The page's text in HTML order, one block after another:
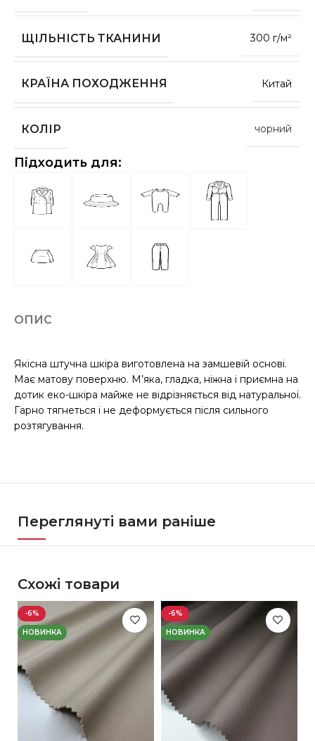
ЩІЛЬНІСТЬ ТКАНИНИ 300 г/м²
КРАЇНА ПОХОДЖЕННЯ Китай
КОЛІР чорний
Підходить для:
ОПИС
Якісна штучна шкіра виготовлена на замшевій основі.
Має матову поверхню. М’яка, гладка, ніжна і приємна на
дотик еко-шкіра майже не відрізняється від натуральної.
Гарно тягнеться і не деформується після сильного
розтягування.
Переглянуті вами раніше
Схожі товари
-6%
НОВИНКА
-6%
НОВИНКА